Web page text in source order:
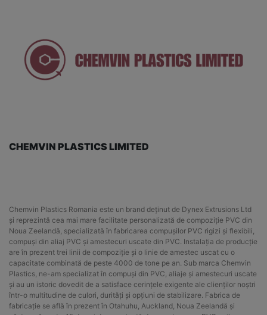
CHEMVIN PLASTICS LIMITED
Chemvin Plastics Romania este un brand deținut de Dynex Extrusions Ltd
și reprezintă cea mai mare facilitate personalizată de compoziție PVC din
Noua Zeelandă, specializată în fabricarea compușilor PVC rigizi și flexibili,
compuși din aliaj PVC și amestecuri uscate din PVC. Instalația de producție
are în prezent trei linii de compoziție și o linie de amestec uscat cu o
capacitate combinată de peste 4000 de tone pe an. Sub marca Chemvin
Plastics, ne-am specializat în compuși din PVC, aliaje și amestecuri uscate
și au un istoric dovedit de a satisface cerințele exigente ale clienților noștri
într-o multitudine de culori, durități și opțiuni de stabilizare. Fabrica de
fabricație se află în prezent în Otahuhu, Auckland, Noua Zeelandă și